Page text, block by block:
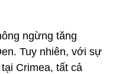
ngừng tăng
Tuy nhiên, với sự
Crimea, tất cả